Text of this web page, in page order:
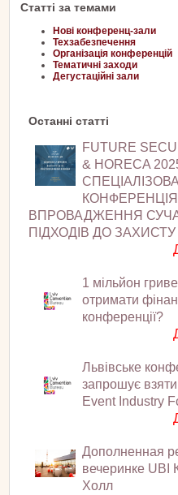
Статті за темами
Нові конференц-зали
Техзабезпечення
Організація конференцій
Тематичні заходи
Дегустаційні зали
Останні статті
FUTURE
& HORECA
ВПРОВАДЖЕННЯ
ПІДХОДІВ ДО
1 мільйон
отримати
конференції?
Львівське
запрошує взяти
Event Industry
Дополненная
вечеринке UBI
Холл